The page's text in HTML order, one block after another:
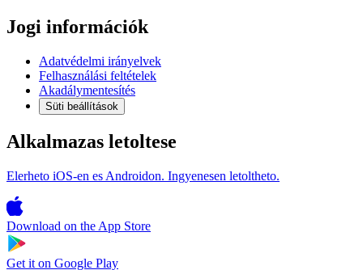
Jogi információk
Adatvédelmi irányelvek
Felhasználási feltételek
Akadálymentesítés
Süti beállítások
Alkalmazas letoltese
Elerheto iOS-en es Androidon. Ingyenesen letoltheto.
Download on the App Store
Get it on Google Play